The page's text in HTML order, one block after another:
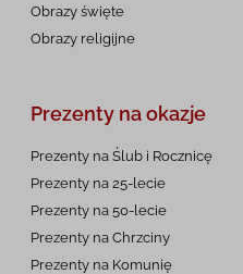
Obrazy święte
Obrazy religijne
Prezenty na okazje
Prezenty na Ślub i Rocznicę
Prezenty na 25-lecie
Prezenty na 50-lecie
Prezenty na Chrzciny
Prezenty na Komunię